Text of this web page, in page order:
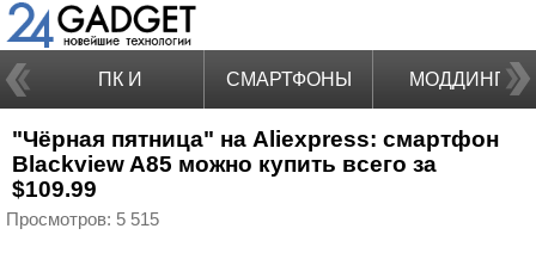
ПК И
НОУТБУКИ
СМАРТФОНЫ МОДДИНГ
"Чёрная пятница" на Aliexpress: смартфон
Blackview A85 можно купить всего за
$109.99
Просмотров: 5 515